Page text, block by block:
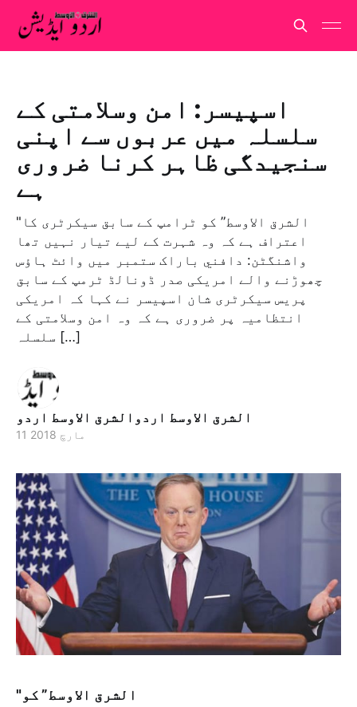
اسپیسر: امن وسلامتی کے
سلسلہ میں عربوں سے اپنی
سنجیدگی ظاہر کرنا ضروری
ہے
"الشرق الاوسط” کو ٹرامپ کے سابق سیکرٹری كا
اعتراف ہے کہ وہ شہرت کے لیے تیار نہیں تھا
واشنگٹن: دافني باراک ستمبر میں وائٹ ہاؤس
چھوڑنے والے امریکی صدر ڈونالڈ ٹرمپ کے سابق
پریس سیکرٹری شان اسپیسر نے کہا کہ امریکی
انتظامیہ پر ضروری ہے کہ وہ امن وسلامتی کے
سلسلہ […]
الشرق الاوسط اردوالشرق الاوسط اردو
11 مارچ 2018
"الشرق الاوسط” کو